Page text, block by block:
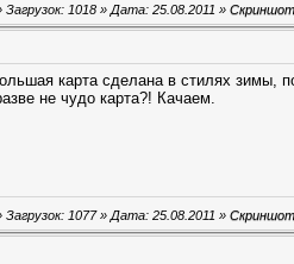
1018 » Дата: 25.08.2011 » Скриншот
карта сделана в стилях зимы,
не чудо карта?! Качаем.
1077 » Дата: 25.08.2011 » Скриншот